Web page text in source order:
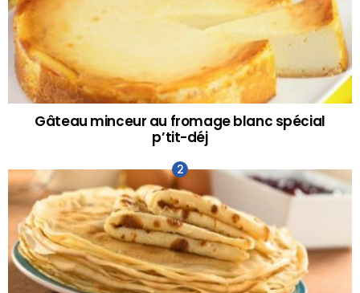
Gâteau minceur au fromage blanc spécial
p’tit-déj